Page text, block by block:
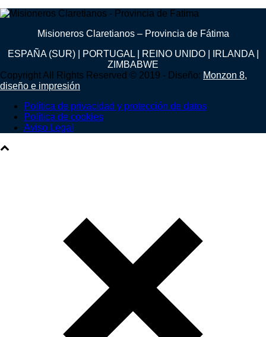
Misioneros Claretianos – Provincia de Fátima
ESPAÑA (SUR) | PORTUGAL | REINO UNIDO | IRLANDA |
ZIMBABWE
Copyright All Rights Reserved © 2019 - Diseño: Monzon 8,
diseño e impresión
Política de privacidad y protección de datos
Política de cookies
Aviso Legal